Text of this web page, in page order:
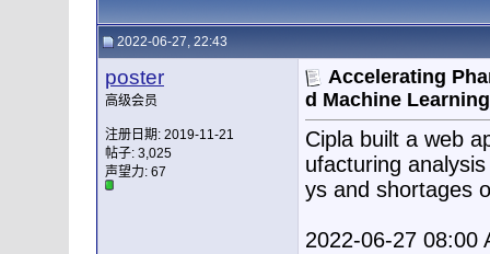
2022-06-27, 22:43
poster
高级会员
注册日期: 2019-11-21
帖子: 3,025
声望力: 67
Accelerating
d Machine
Cipla built a web
ufacturing
ys and shortages
2022-06-27 08:00